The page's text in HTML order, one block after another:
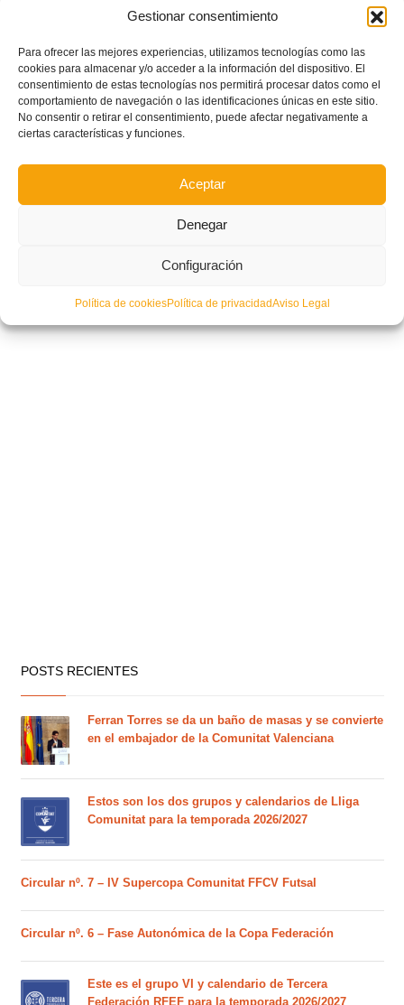
Gestionar consentimiento
Para ofrecer las mejores experiencias, utilizamos tecnologías como las
cookies para almacenar y/o acceder a la información del dispositivo. El
consentimiento de estas tecnologías nos permitirá procesar datos como el
comportamiento de navegación o las identificaciones únicas en este sitio.
No consentir o retirar el consentimiento, puede afectar negativamente a
ciertas características y funciones.
Aceptar
Denegar
Configuración
Política de cookiesPolítica de privacidadAviso Legal
| FUTSAL | Listos los calendarios de Ascenso y Descenso de la Primera
Regional de València
POSTS RECIENTES
Ferran Torres se da un baño de masas y se convierte
en el embajador de la Comunitat Valenciana
Estos son los dos grupos y calendarios de Lliga
Comunitat para la temporada 2026/2027
Circular nº. 7 – IV Supercopa Comunitat FFCV Futsal
Circular nº. 6 – Fase Autonómica de la Copa Federación
Este es el grupo VI y calendario de Tercera
Federación RFEF para la temporada 2026/2027